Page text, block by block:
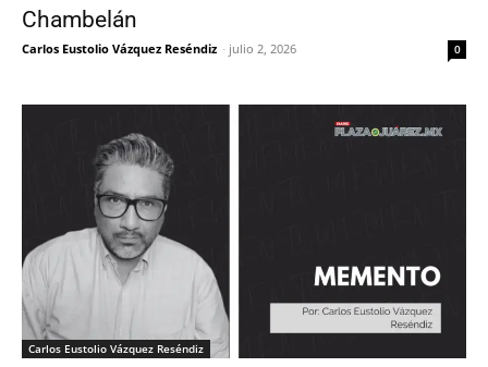
Chambelán
Carlos Eustolio Vázquez Reséndiz - julio 2, 2026 0
Carlos Eustolio Vázquez Reséndiz